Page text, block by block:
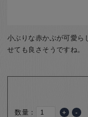
小ぶりな赤かぶが可愛ら
せても良さそうですね。
数量： + -